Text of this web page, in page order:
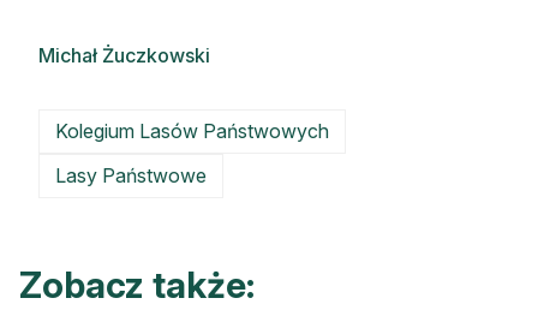
Michał Żuczkowski
Kolegium Lasów Państwowych
Lasy Państwowe
Zobacz także: